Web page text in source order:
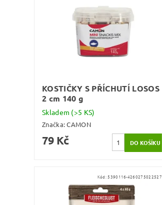
KOSTIČKY S PŘÍCHUTÍ LOSOS
2 cm 140 g
Skladem (>5 KS)
Značka:CAMON
79 Kč
Kód:5390116-4260275022527